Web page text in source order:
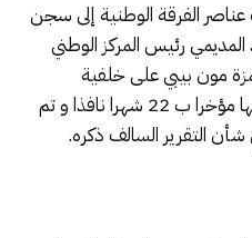
20 ، انتقلت عناصر الفرقة الوطنية إلى سجن
رئيس المركز الوطني
مون بيبي على خلفية
متابعته في قضية أخرى أدين فيها مؤخرا ب 22 شهرا نافذا و تم
شأن التقرير السالف ذكره.